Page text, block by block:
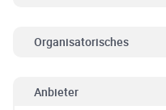
Organisatorisches
Anbieter